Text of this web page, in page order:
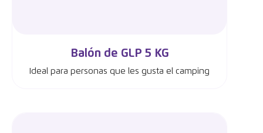
Balón de GLP 5 KG
Ideal para personas que les gusta el camping